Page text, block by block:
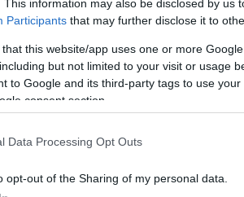
This information may also be disclosed by us
Participants that may further disclose it to
this website/app uses one or more
but not limited to your visit or usage
to Google and its third-party tags to use
consent section.
Data Processing Opt Outs
opt-out of the Sharing of my personal data.
1'57.691
1'57.753
1'57.774
1'57.916
1'57.920
1'58.180